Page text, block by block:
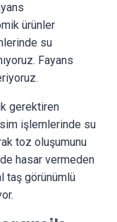
ürünler
su
Fayans
gerektiren
işlemlerinde su
toz oluşumunu
hasar vermeden
taş görünümlü